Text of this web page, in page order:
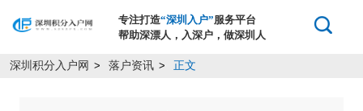
专注打造“深圳入户”服务平台
帮助深漂人，入深户，做深圳人
深圳积分入户网 > 落户资讯 > 正文